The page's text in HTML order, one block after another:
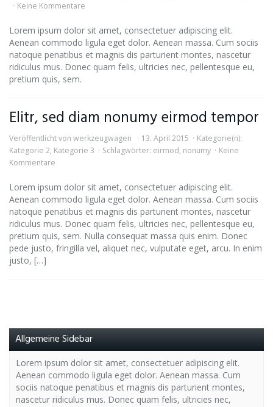
Keine Kommentare
Lorem ipsum dolor sit amet, consectetuer adipiscing elit.
Aenean commodo ligula eget dolor. Aenean massa. Cum sociis
natoque penatibus et magnis dis parturient montes, nascetur
ridiculus mus. Donec quam felis, ultricies nec, pellentesque eu,
pretium quis, sem.
Elitr, sed diam nonumy eirmod tempor
Veröffentlicht von werkzeugwagen 13. April 2015
Kategorie(n):
Kategorie 2, Kategorie 3 Schlagwörter: eirmod, nonumy
Keine
Kommentare
Lorem ipsum dolor sit amet, consectetuer adipiscing elit.
Aenean commodo ligula eget dolor. Aenean massa. Cum sociis
natoque penatibus et magnis dis parturient montes, nascetur
ridiculus mus. Donec quam felis, ultricies nec, pellentesque eu,
pretium quis, sem. Nulla consequat massa quis enim. Donec
pede justo, fringilla vel, aliquet nec, vulputate eget, arcu. In enim
justo, […]
Allgemeine Sidebar
Lorem ipsum dolor sit amet, consectetuer adipiscing elit.
Aenean commodo ligula eget dolor. Aenean massa. Cum
sociis natoque penatibus et magnis dis parturient montes,
nascetur ridiculus mus. Donec quam felis, ultricies nec,